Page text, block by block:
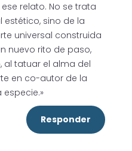
relato. No se trata
estético, sino de la
universal construida
nuevo rito de paso,
al tatuar el alma del
en co-autor de la
Responder